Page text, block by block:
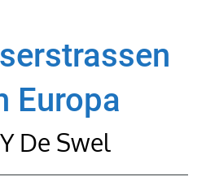
Europa
De Swel